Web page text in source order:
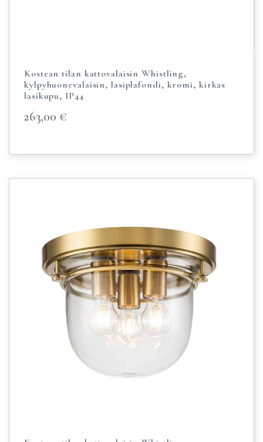
Kostean tilan kattovalaisin Whistling,
kylpyhuonevalaisin, lasiplafondi, kromi, kirkas
lasikupu, IP44
263,00 €